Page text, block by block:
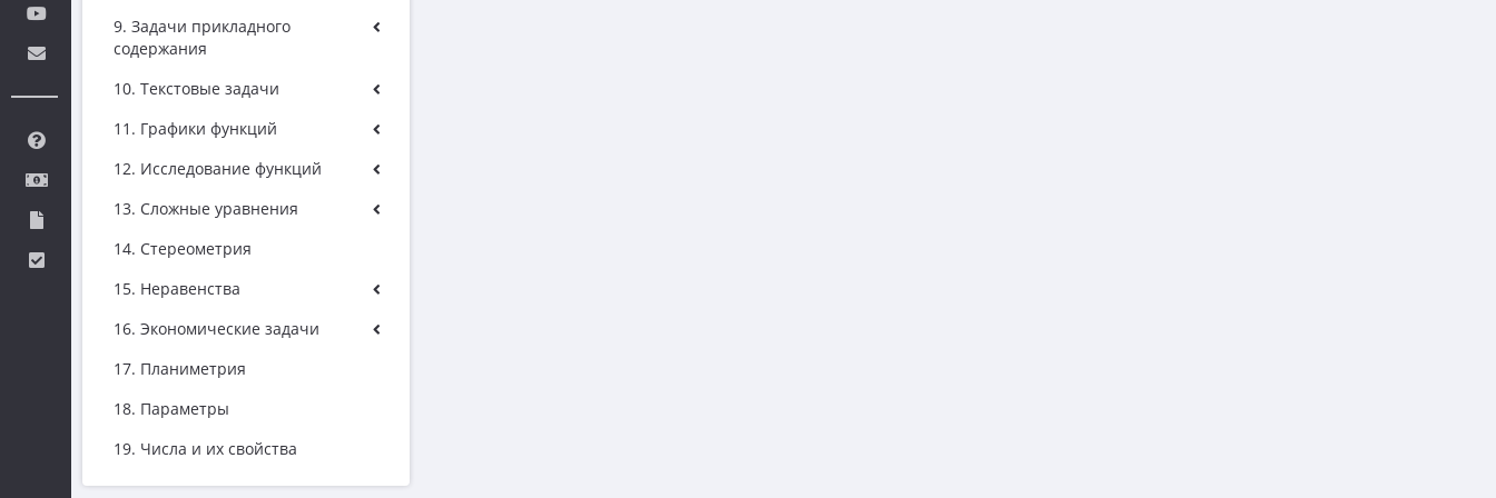
9. Задачи прикладного
содержания
10. Текстовые задачи
11. Графики функций
12. Исследование функций
13. Сложные уравнения
14. Стереометрия
15. Неравенства
16. Экономические задачи
17. Планиметрия
18. Параметры
19. Числа и их свойства